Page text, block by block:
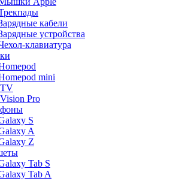
кабели
устройства
клавиатура
mini
Pro
S
A
Z
Tab S
Tab A